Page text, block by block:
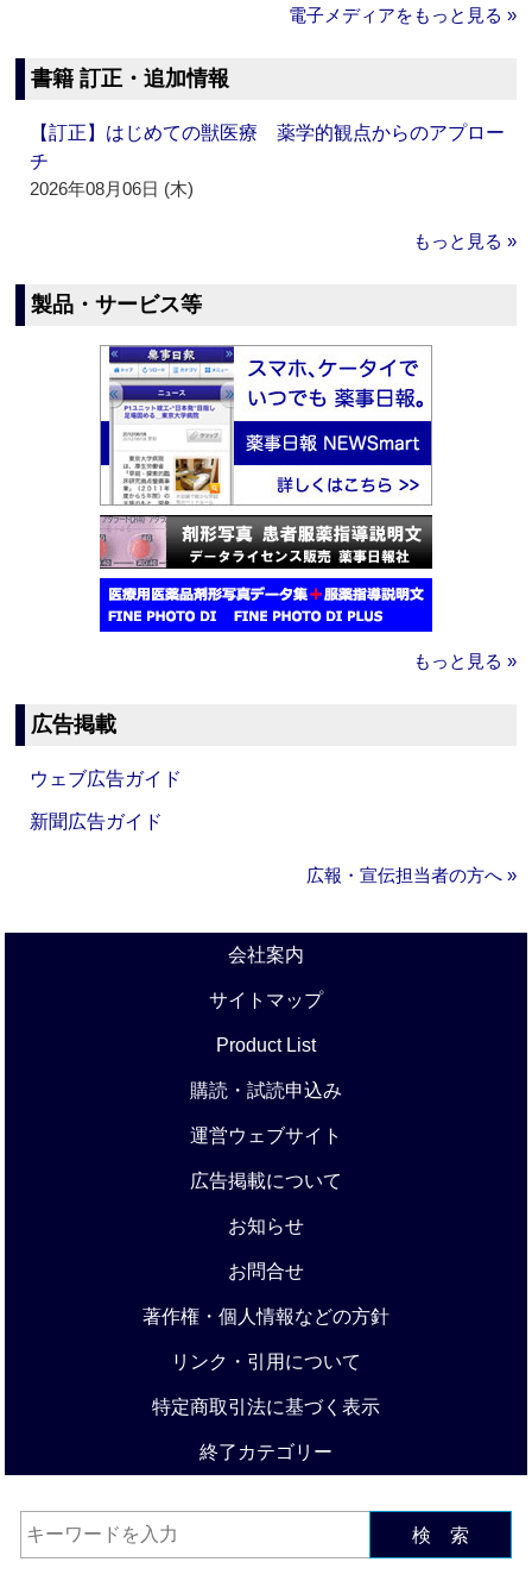
電子メディアをもっと見る »
書籍 訂正・追加情報
【訂正】はじめての獣医療 薬学的観点からのアプロー
チ
2026年08月06日 (木)
もっと見る »
製品・サービス等
もっと見る »
広告掲載
ウェブ広告ガイド
新聞広告ガイド
広報・宣伝担当者の方へ »
会社案内
サイトマップ
Product List
購読・試読申込み
運営ウェブサイト
広告掲載について
お知らせ
お問合せ
著作権・個人情報などの方針
リンク・引用について
特定商取引法に基づく表示
終了カテゴリー
検 索